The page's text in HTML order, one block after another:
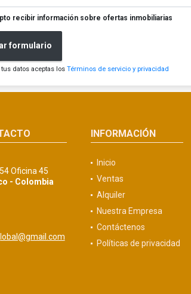
recibir información sobre ofertas inmobiliarias
formulario
datos aceptas losTérminos de servicio y privacidad
Oficina 45
- Colombia
INFORMACIÓN
Inicio
Ventas
Alquiler
Nuestra Empresa
Contáctenos
Políticas de privacidad